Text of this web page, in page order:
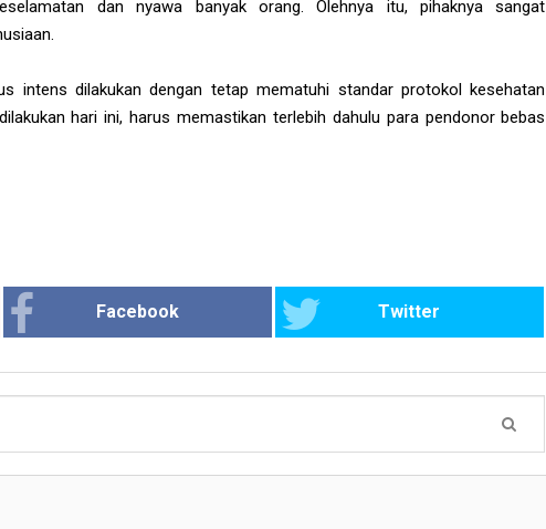
dan nyawa banyak orang. Olehnya itu, pihaknya sangat
intens dilakukan dengan tetap mematuhi standar protokol kesehatan
hari ini, harus memastikan terlebih dahulu para pendonor bebas
Facebook Twitter